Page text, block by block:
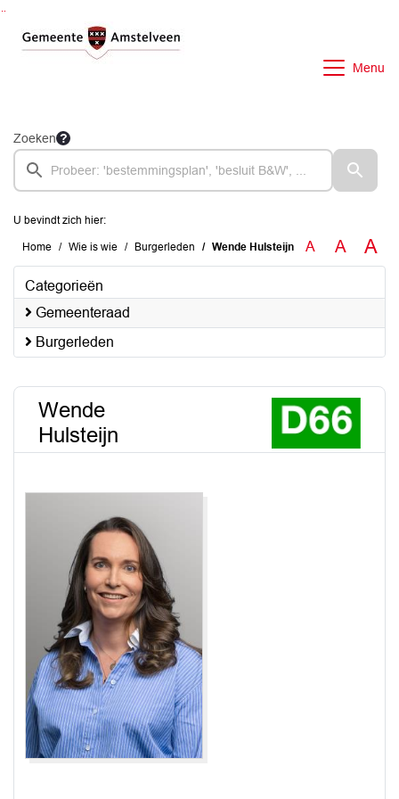
Menu
Zoeken
U bevindt zich hier:
Home Wie is wie Burgerleden Wende Hulsteijn A A A
Categorieën
Gemeenteraad
Burgerleden
Wende
Hulsteijn